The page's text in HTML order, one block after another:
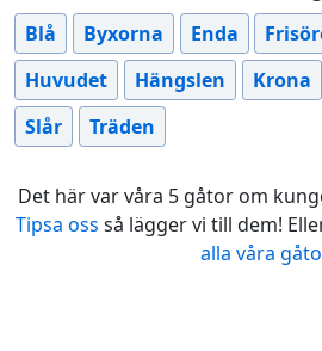
Blå Byxorna Enda
Huvudet
Hängslen Krona
Slår
Träden
Det här var våra 5 gåtor om
Tipsa oss så lägger vi till dem!
alla våra